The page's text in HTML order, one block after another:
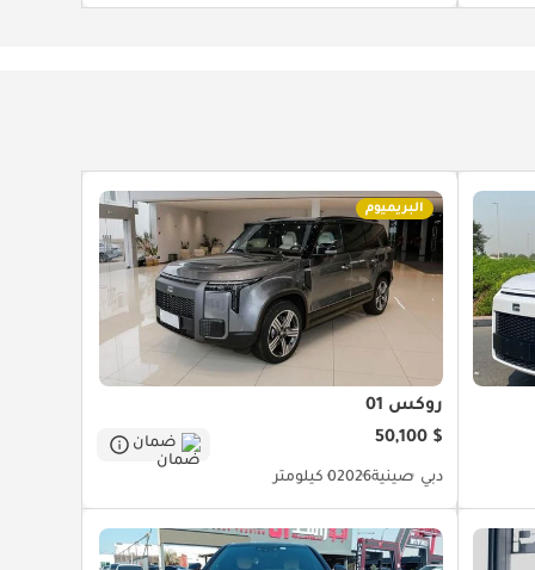
البريميوم
روكس 01
$ 50,100
ضمان
دبي صينية20260 كيلومتر